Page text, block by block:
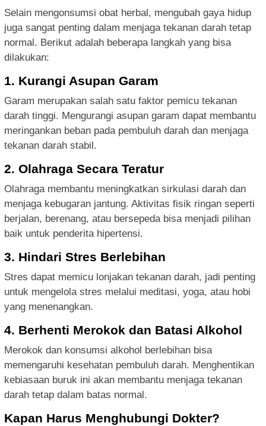
Selain mengonsumsi obat herbal, mengubah gaya hidup
juga sangat penting dalam menjaga tekanan darah tetap
normal. Berikut adalah beberapa langkah yang bisa
dilakukan:
1. Kurangi Asupan Garam
Garam merupakan salah satu faktor pemicu tekanan
darah tinggi. Mengurangi asupan garam dapat membantu
meringankan beban pada pembuluh darah dan menjaga
tekanan darah stabil.
2. Olahraga Secara Teratur
Olahraga membantu meningkatkan sirkulasi darah dan
menjaga kebugaran jantung. Aktivitas fisik ringan seperti
berjalan, berenang, atau bersepeda bisa menjadi pilihan
baik untuk penderita hipertensi.
3. Hindari Stres Berlebihan
Stres dapat memicu lonjakan tekanan darah, jadi penting
untuk mengelola stres melalui meditasi, yoga, atau hobi
yang menenangkan.
4. Berhenti Merokok dan Batasi Alkohol
Merokok dan konsumsi alkohol berlebihan bisa
memengaruhi kesehatan pembuluh darah. Menghentikan
kebiasaan buruk ini akan membantu menjaga tekanan
darah tetap dalam batas normal.
Kapan Harus Menghubungi Dokter?